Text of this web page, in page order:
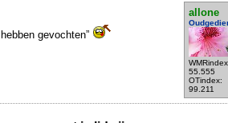
allone
55.555
OTindex:
99.211
gevochten”